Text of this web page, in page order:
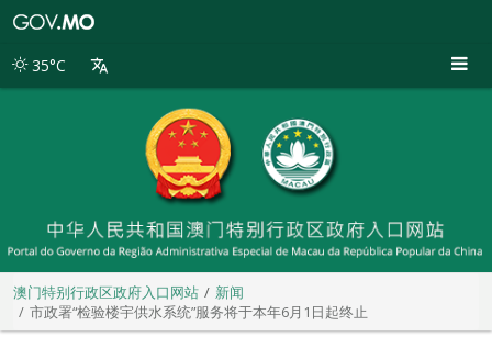
别
35°C
澳门特别行政区政府入口网站
新闻
市政署“检验楼宇供水系统”服务将于本年6月1日起终止